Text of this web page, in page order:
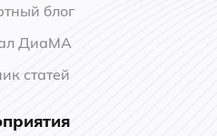
блог
ДиаМА
статей